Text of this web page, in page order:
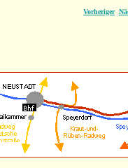
Vorheriger